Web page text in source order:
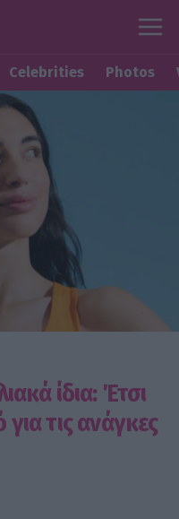
Celebrities Photos
ίδια: Έτσι
τις ανάγκες